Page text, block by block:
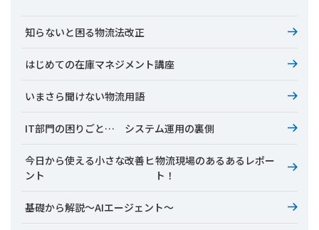
知らないと困る物流法改正
はじめての在庫マネジメント講座
いまさら聞けない物流用語
IT部門の困りごと… システム運用の裏側
今日から使える小さな改善ヒ
ント
物流現場のあるあるレポー
ト！
基礎から解説～AIエージェント～